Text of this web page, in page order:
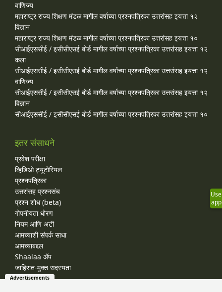
वाणिज्य
महाराष्ट्र राज्य शिक्षण मंडळ मागील वर्षाच्या प्रश्‍नपत्रिका उत्तरांसह इयत्ता १२
विज्ञान
महाराष्ट्र राज्य शिक्षण मंडळ मागील वर्षाच्या प्रश्‍नपत्रिका उत्तरांसह इयत्ता १०
सीआईएससीई / इसीसीएसई बोर्ड मागील वर्षाच्या प्रश्‍नपत्रिका उत्तरांसह इयत्ता १२
कला
सीआईएससीई / इसीसीएसई बोर्ड मागील वर्षाच्या प्रश्‍नपत्रिका उत्तरांसह इयत्ता १२
वाणिज्य
सीआईएससीई / इसीसीएसई बोर्ड मागील वर्षाच्या प्रश्‍नपत्रिका उत्तरांसह इयत्ता १२
विज्ञान
सीआईएससीई / इसीसीएसई बोर्ड मागील वर्षाच्या प्रश्‍नपत्रिका उत्तरांसह इयत्ता १०
इतर संसाधने
प्रवेश परीक्षा
व्हिडिओ ट्यूटोरियल
प्रश्नपत्रिका
उत्तरांसह प्रश्नसंच
प्रश्न शोध (beta)
गोपनीयता धोरण
नियम आणि अटी
आमच्याशी संपर्क साधा
आमच्याबद्दल
Shaalaa ॲप
जाहिरात-मुक्त सदस्यता
Use
app
Advertisements